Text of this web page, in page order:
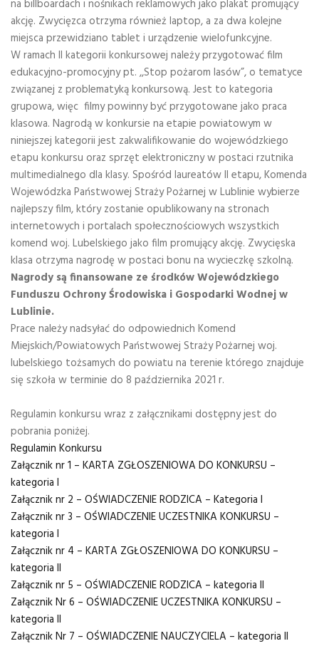
na billboardach i nośnikach reklamowych jako plakat promujący
akcję. Zwycięzca otrzyma również laptop, a za dwa kolejne
miejsca przewidziano tablet i urządzenie wielofunkcyjne.
W ramach II kategorii konkursowej należy przygotować film
edukacyjno-promocyjny pt. ,,Stop pożarom lasów”, o tematyce
związanej z problematyką konkursową. Jest to kategoria
grupowa, więc filmy powinny być przygotowane jako praca
klasowa. Nagrodą w konkursie na etapie powiatowym w
niniejszej kategorii jest zakwalifikowanie do wojewódzkiego
etapu konkursu oraz sprzęt elektroniczny w postaci rzutnika
multimedialnego dla klasy. Spośród laureatów II etapu, Komenda
Wojewódzka Państwowej Straży Pożarnej w Lublinie wybierze
najlepszy film, który zostanie opublikowany na stronach
internetowych i portalach społecznościowych wszystkich
komend woj. Lubelskiego jako film promujący akcję. Zwycięska
klasa otrzyma nagrodę w postaci bonu na wycieczkę szkolną.
Nagrody są finansowane ze środków Wojewódzkiego
Funduszu Ochrony Środowiska i Gospodarki Wodnej w
Lublinie.
Prace należy nadsyłać do odpowiednich Komend
Miejskich/Powiatowych Państwowej Straży Pożarnej woj.
lubelskiego tożsamych do powiatu na terenie którego znajduje
się szkoła w terminie do 8 października 2021 r.
Regulamin konkursu wraz z załącznikami dostępny jest do
pobrania poniżej.
Regulamin Konkursu
Załącznik nr 1 – KARTA ZGŁOSZENIOWA DO KONKURSU –
kategoria I
Załącznik nr 2 – OŚWIADCZENIE RODZICA – Kategoria I
Załącznik nr 3 – OŚWIADCZENIE UCZESTNIKA KONKURSU –
kategoria I
Załącznik nr 4 – KARTA ZGŁOSZENIOWA DO KONKURSU –
kategoria II
Załącznik nr 5 – OŚWIADCZENIE RODZICA – kategoria II
Załącznik Nr 6 – OŚWIADCZENIE UCZESTNIKA KONKURSU –
kategoria II
Załącznik Nr 7 – OŚWIADCZENIE NAUCZYCIELA – kategoria II